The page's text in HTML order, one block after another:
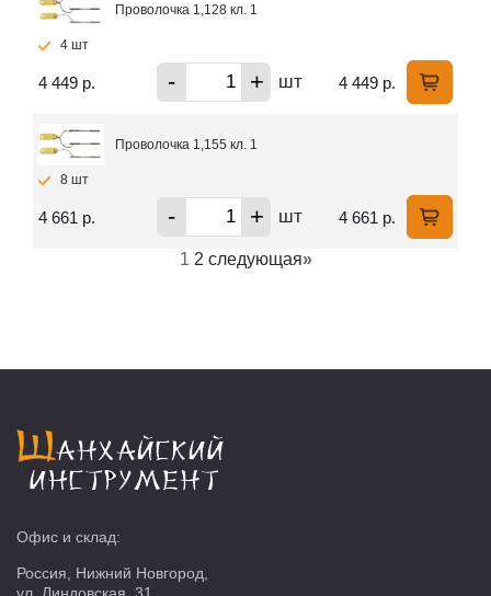
Проволочка 1,128 кл. 1
4 шт
4 449 р. - + шт 4 449 р.
Проволочка 1,155 кл. 1
8 шт
4 661 р. - + шт 4 661 р.
1 2 следующая»
Офис и склад:
Россия, Нижний Новгород,